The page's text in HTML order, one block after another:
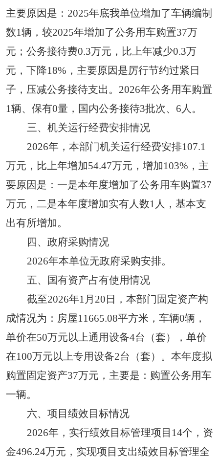
主要原因是： 2025年底我单位增加了车辆编制
数1辆 ， 较2025年增加了公务用车购置37万
元 ；公务接待费0.3万元，比上年减少0.3万
元，下降18%，主要原因是厉行节约过紧日
子，压减公务接待支出 。 2026年公务用车购置
1辆、保有0量，国内公务接待3批次、 6人 。
三、机关运行经费安排情况
2026年，本部门机关运行经费安排107.1
万元，比上年增加54.47万元， 增加103%，主
要原因是： 一是本年度增加了公务用车购置37
万元， 二是本年度增加实有人数1人， 基本支
出有所增加。
四、 政府采购情况
2026年本单位无政府采购安排。
五、
国有资产占有使用情况
截至2026年1月20日，本部门固定资产构
成情况为：房屋11665.08平方米，车辆0辆，
单价在50万元以上通用设备4台（套），单价
在100万元以上专用设备2台（套）。本年度拟
购置固定资产37万元，主要是： 购置公务用车
一辆。
六、项目绩效目标情况
2026年，实行绩效目标管理项目 14个，资
金496.24万元，实现项目支出绩效目标管理全